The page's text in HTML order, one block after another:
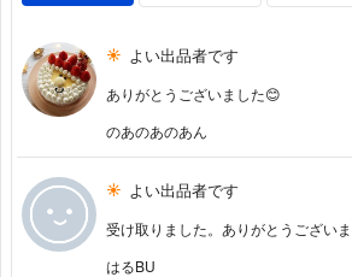
よい出品者です
ありがとうございました😊
のあのあのあん
よい出品者です
受け取りました。ありがとうございま
はるBU